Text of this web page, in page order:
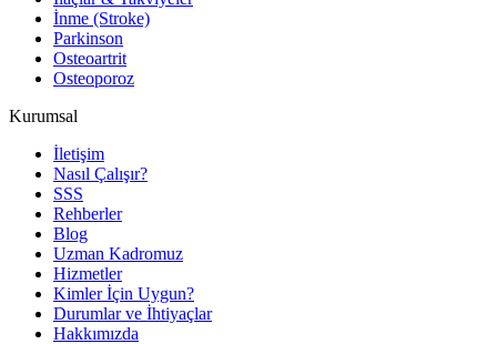
İnme (Stroke)
Parkinson
Osteoartrit
Osteoporoz
Kurumsal
İletişim
Nasıl Çalışır?
SSS
Rehberler
Blog
Uzman Kadromuz
Hizmetler
Kimler İçin Uygun?
Durumlar ve İhtiyaçlar
Hakkımızda